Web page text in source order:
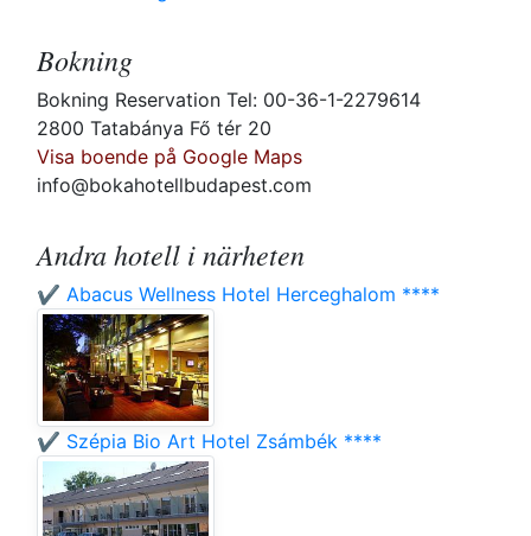
Bokning
Bokning Reservation Tel: 00-36-1-2279614
2800 Tatabánya Fő tér 20
Visa boende på Google Maps
info@bokahotellbudapest.com
Andra hotell i närheten
✔️ Abacus Wellness Hotel Herceghalom ****
✔️ Szépia Bio Art Hotel Zsámbék ****